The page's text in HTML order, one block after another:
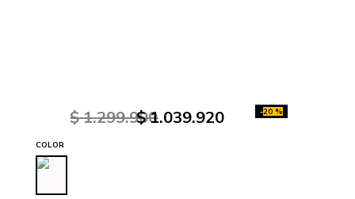
$ 1.299.900
$ 1.039.920 -20 %
COLOR